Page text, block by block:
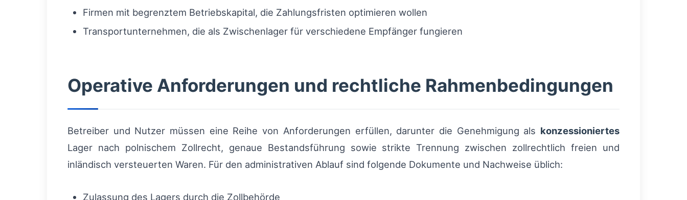
Firmen mit begrenztem Betriebskapital, die Zahlungsfristen optimieren wollen
Transportunternehmen, die als Zwischenlager für verschiedene Empfänger fungieren
Operative Anforderungen und rechtliche Rahmenbedingungen
Betreiber und Nutzer müssen eine Reihe von Anforderungen erfüllen, darunter die Genehmigung als konzessioniertes
Lager nach polnischem Zollrecht, genaue Bestandsführung sowie strikte Trennung zwischen zollrechtlich freien und
inländisch versteuerten Waren. Für den administrativen Ablauf sind folgende Dokumente und Nachweise üblich:
Zulassung des Lagers durch die Zollbehörde